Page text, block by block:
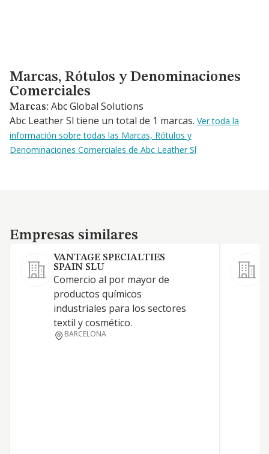
Marcas, Rótulos y Denominaciones Comerciales
Marcas, Rótulos y Denominaciones
Comerciales
Marcas: Abc Global Solutions
Abc Leather Sl tiene un total de 1 marcas. Ver toda la
información sobre todas las Marcas, Rótulos y
Denominaciones Comerciales de Abc Leather Sl
Empresas similares
Empresas similares
VANTAGE SPECIALTIES
SPAIN SLU
Comercio al por mayor de
productos químicos
industriales para los sectores
textil y cosmético.
BARCELONA